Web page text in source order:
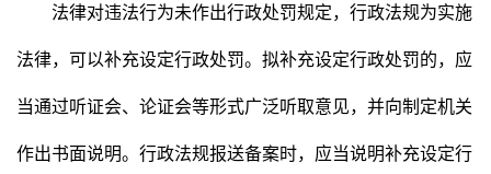
法律对违法行为未作出行政处罚规定，行政法规为实施
法律，可以补充设定行政处罚。拟补充设定行政处罚的，应
当通过听证会、论证会等形式广泛听取意见，并向制定机关
作出书面说明。行政法规报送备案时，应当说明补充设定行